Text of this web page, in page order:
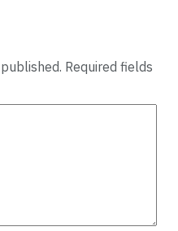
Required fields